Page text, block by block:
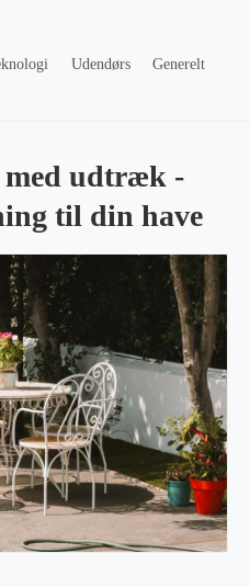
Udendørs
Generelt
med udtræk -
til din have